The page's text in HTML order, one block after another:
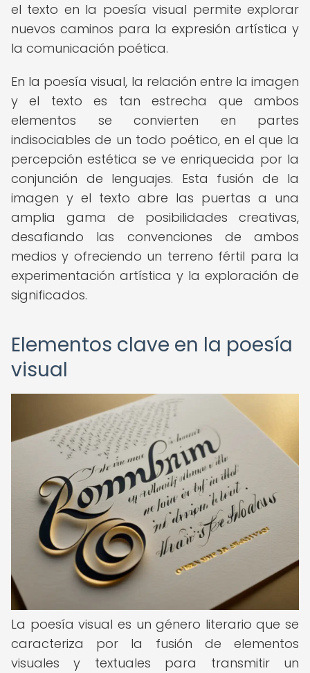
el texto en la poesía visual permite explorar
nuevos caminos para la expresión artística y
la comunicación poética.
En la poesía visual, la relación entre la imagen
y el texto es tan estrecha que ambos
elementos se convierten en partes
indisociables de un todo poético, en el que la
percepción estética se ve enriquecida por la
conjunción de lenguajes. Esta fusión de la
imagen y el texto abre las puertas a una
amplia gama de posibilidades creativas,
desafiando las convenciones de ambos
medios y ofreciendo un terreno fértil para la
experimentación artística y la exploración de
significados.
Elementos clave en la poesía
visual
La poesía visual es un género literario que se
caracteriza por la fusión de elementos
visuales y textuales para transmitir un